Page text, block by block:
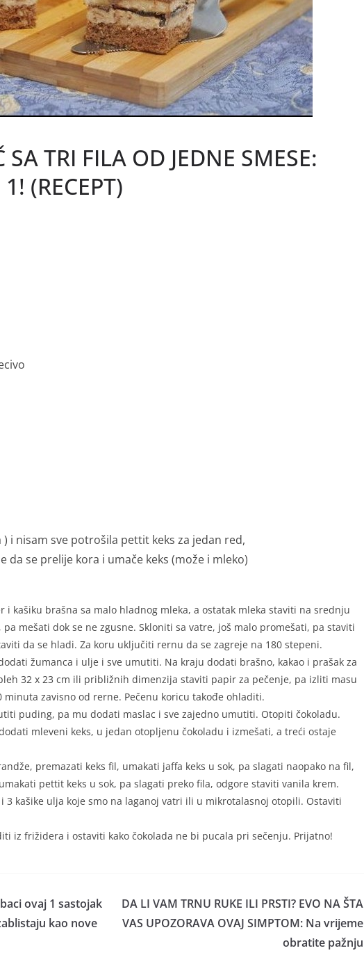
TRI FILA OD JEDNE SMESE:
(RECEPT)
) i nisam sve potrošila pettit keks za jedan red,
da se prelije kora i umače keks (može i mleko)
i kašiku brašna sa malo hladnog mleka, a ostatak mleka staviti na srednju
mešati dok se ne zgusne. Skloniti sa vatre, još malo promešati, pa staviti
da se hladi. Za koru uključiti rernu da se zagreje na 180 stepeni.
žumanca i ulje i sve umutiti. Na kraju dodati brašno, kakao i prašak za
32 x 23 cm ili približnih dimenzija staviti papir za pečenje, pa izliti masu
minuta zavisno od rerne. Pečenu koricu takođe ohladiti.
puding, pa mu dodati maslac i sve zajedno umutiti. Otopiti čokoladu.
mleveni keks, u jedan otopljenu čokoladu i izmešati, a treći ostaje
premazati keks fil, umakati jaffa keks u sok, pa slagati naopako na fil,
pettit keks u sok, pa slagati preko fila, odgore staviti vanila krem.
3 kašike ulja koje smo na laganoj vatri ili u mikrotalasnoj otopili. Ostaviti
iz frižidera i ostaviti kako čokolada ne bi pucala pri sečenju. Prijatno!
ovaj 1 sastojak
kao nove
DA LI VAM TRNU RUKE ILI PRSTI? EVO NA ŠTA
VAS UPOZORAVA OVAJ SIMPTOM: Na vrijeme
obratite pažnju